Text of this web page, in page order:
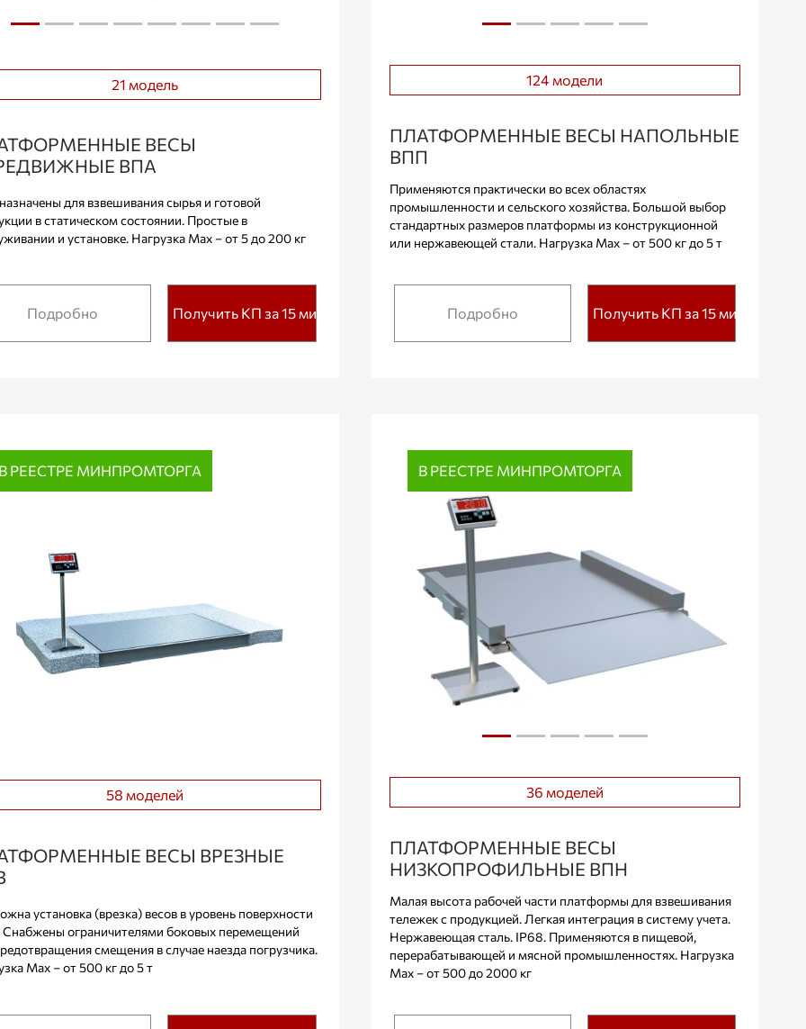
21 модель
ВЕСЫ
ВПА
для взвешивания сырья и готовой
в статическом состоянии. Простые в
и установке. Нагрузка Max – от 5 до 200 кг
Подробно Получить КП за 15 мин.
124 модели
ПЛАТФОРМЕННЫЕ ВЕСЫ НАПОЛЬНЫЕ
ВПП
Применяются практически во всех областях
промышленности и сельского хозяйства. Большой выбор
стандартных размеров платформы из конструкционной
или нержавеющей стали. Нагрузка Max – от 500 кг до 5 т
Подробно Получить КП за 15 мин.
В РЕЕСТРЕ МИНПРОМТОРГА
58 моделей
ВЕСЫ ВРЕЗНЫЕ
установка (врезка) весов в уровень поверхности
Снабжены ограничителями боковых перемещений
смещения в случае наезда погрузчика.
Max – от 500 кг до 5 т
В РЕЕСТРЕ МИНПРОМТОРГА
36 моделей
ПЛАТФОРМЕННЫЕ ВЕСЫ
НИЗКОПРОФИЛЬНЫЕ ВПН
Малая высота рабочей части платформы для взвешивания
тележек с продукцией. Легкая интеграция в систему учета.
Нержавеющая сталь. IP68. Применяются в пищевой,
перерабатывающей и мясной промышленностях. Нагрузка
Max – от 500 до 2000 кг